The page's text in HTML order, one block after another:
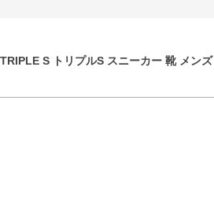
S トリプルS スニーカー 靴 メンズ